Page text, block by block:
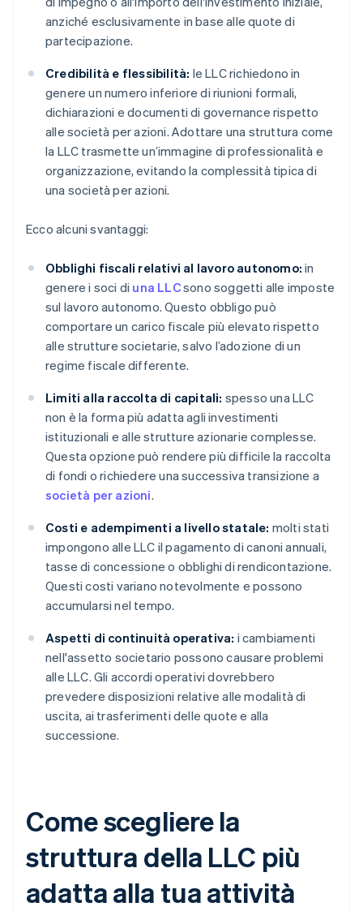
anziché esclusivamente in base alle quote di
partecipazione.
Credibilità e flessibilità: le LLC richiedono in
genere un numero inferiore di riunioni formali,
dichiarazioni e documenti di governance rispetto
alle società per azioni. Adottare una struttura come
la LLC trasmette un’immagine di professionalità e
organizzazione, evitando la complessità tipica di
una società per azioni.
Ecco alcuni svantaggi:
Obblighi fiscali relativi al lavoro autonomo: in
genere i soci di una LLCsono soggetti alle imposte
sul lavoro autonomo. Questo obbligo può
comportare un carico fiscale più elevato rispetto
alle strutture societarie, salvo l’adozione di un
regime fiscale differente.
Limiti alla raccolta di capitali: spesso una LLC
non è la forma più adatta agli investimenti
istituzionali e alle strutture azionarie complesse.
Questa opzione può rendere più difficile la raccolta
di fondi o richiedere una successiva transizione a
società per azioni.
Costi e adempimenti a livello statale: molti stati
impongono alle LLC il pagamento di canoni annuali,
tasse di concessione o obblighi di rendicontazione.
Questi costi variano notevolmente e possono
accumularsi nel tempo.
Aspetti di continuità operativa: i cambiamenti
nell'assetto societario possono causare problemi
alle LLC. Gli accordi operativi dovrebbero
prevedere disposizioni relative alle modalità di
uscita, ai trasferimenti delle quote e alla
successione.
Come scegliere la
struttura della LLC più
adatta alla tua attività